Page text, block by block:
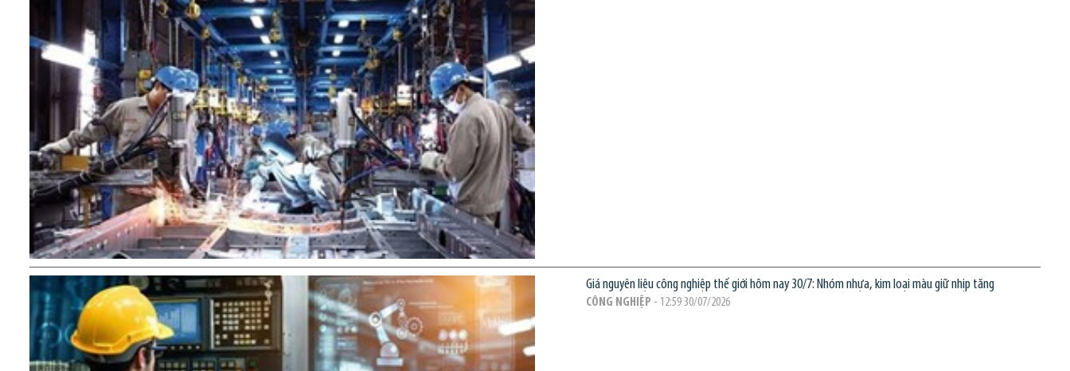
Giá nguyên liệu công nghiệp thế giới hôm nay 30/7: Nhóm nhựa, kim loại màu giữ nhịp tăng
CÔNG NGHIỆP - 12:59 30/07/2026